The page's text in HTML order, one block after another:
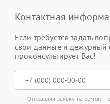
Контактная
Если требуется задать
свои данные и дежурный
проконсультирует Вас!
Отправляя заявку на ремонт